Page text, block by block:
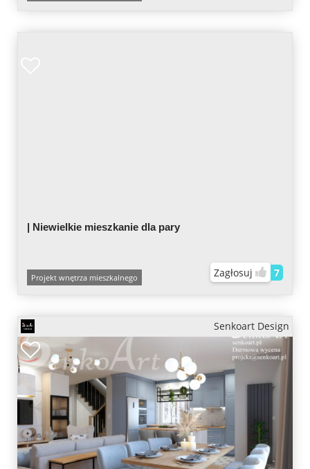
| Niewielkie mieszkanie dla pary
Projekt wnętrza mieszkalnego Zagłosuj 7
Senkoart Design